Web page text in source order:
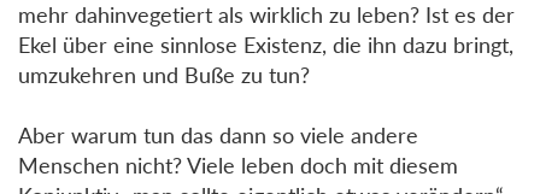
mehr dahinvegetiert als wirklich zu leben? Ist es der
Ekel über eine sinnlose Existenz, die ihn dazu bringt,
umzukehren und Buße zu tun?
Aber warum tun das dann so viele andere
Menschen nicht? Viele leben doch mit diesem